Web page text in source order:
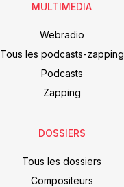
MULTIMEDIA
Webradio
Tous les podcasts-zapping
Podcasts
Zapping
DOSSIERS
Tous les dossiers
Compositeurs